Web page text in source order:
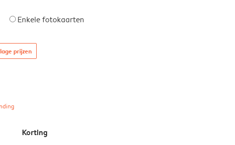
Enkele fotokaarten
prijzen
Korting